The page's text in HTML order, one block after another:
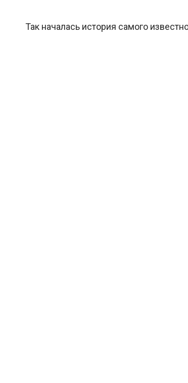
Так началась история самого